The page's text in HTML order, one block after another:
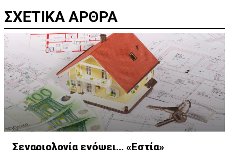
ΣΧΕΤΙΚΑ ΑΡΘΡΑ
Σεναριολογία ενόψει… «Εστία»